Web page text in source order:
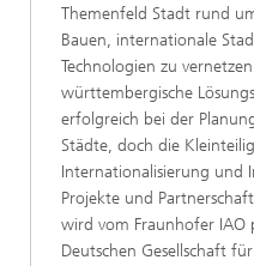
Themenfeld Stadt rund
Bauen, internationale
Technologien zu
württembergische
erfolgreich bei der
Städte, doch die
Internationalisierung und
Projekte und
wird vom Fraunhofer
Deutschen Gesellschaft